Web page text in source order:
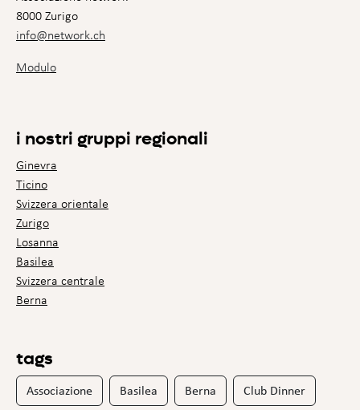
8000 Zurigo
info@network.ch
Modulo
i nostri gruppi regionali
Ginevra
Ticino
Svizzera orientale
Zurigo
Losanna
Basilea
Svizzera centrale
Berna
tags
Associazione Basilea Berna Club Dinner